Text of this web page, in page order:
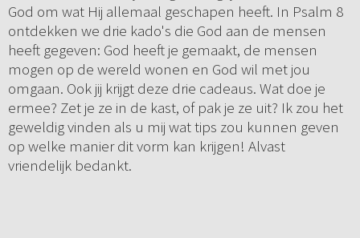
God om wat Hij allemaal geschapen heeft. In Psalm 8
ontdekken we drie kado's die God aan de mensen
heeft gegeven: God heeft je gemaakt, de mensen
mogen op de wereld wonen en God wil met jou
omgaan. Ook jij krijgt deze drie cadeaus. Wat doe je
ermee? Zet je ze in de kast, of pak je ze uit? Ik zou het
geweldig vinden als u mij wat tips zou kunnen geven
op welke manier dit vorm kan krijgen! Alvast
vriendelijk bedankt.